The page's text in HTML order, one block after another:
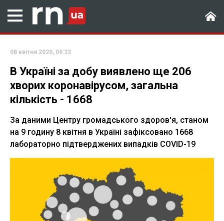
08 квітня 2020, 09:32
В Україні за добу виявлено ще 206
хворих коронавірусом, загальна
кількість - 1668
За даними Центру громадського здоров'я, станом
на 9 годину 8 квітня в Україні зафіксовано 1668
лабораторно підтверджених випадків COVID-19